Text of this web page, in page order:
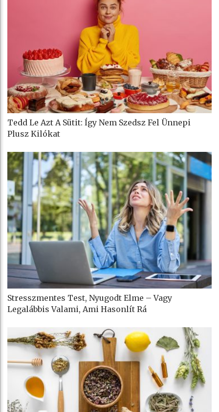
Tedd Le Azt A Sütit: Így Nem Szedsz Fel Ünnepi
Plusz Kilókat
Stresszmentes Test, Nyugodt Elme – Vagy
Legalábbis Valami, Ami Hasonlít Rá